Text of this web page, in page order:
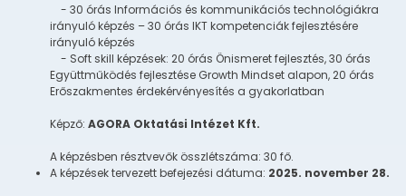
- 30 órás Információs és kommunikációs technológiákra
irányuló képzés – 30 órás IKT kompetenciák fejlesztésére
irányuló képzés
- Soft skill képzések: 20 órás Önismeret fejlesztés, 30 órás
Együttműködés fejlesztése Growth Mindset alapon, 20 órás
Erőszakmentes érdekérvényesítés a gyakorlatban
Képző: AGORA Oktatási Intézet Kft.
A képzésben résztvevők összlétszáma: 30 fő.
A képzések tervezett befejezési dátuma: 2025. november 28.